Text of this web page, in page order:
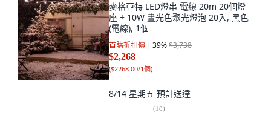
麥格亞特 LED燈串 電線 20m 20個燈
座 + 10W 晝光色聚光燈泡 20入, 黑色
(電線), 1個
首購折扣價 39%$3,738
$2,268
($2268.00/1個)
8/14 星期五 預計送達
(18)